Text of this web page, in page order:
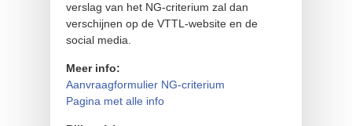
verslag van het NG-criterium zal dan
verschijnen op de VTTL-website en de
social media.
Meer info:
Aanvraagformulier NG-criterium
Pagina met alle info